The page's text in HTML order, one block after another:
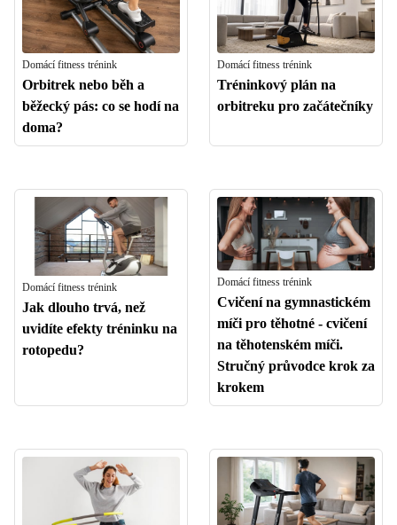
Domácí fitness trénink
Orbitrek nebo běh a
běžecký pás: co se hodí na
doma?
Domácí fitness trénink
Tréninkový plán na
orbitreku pro začátečníky
Domácí fitness trénink
Jak dlouho trvá, než
uvidíte efekty tréninku na
rotopedu?
Domácí fitness trénink
Cvičení na gymnastickém
míči pro těhotné - cvičení
na těhotenském míči.
Stručný průvodce krok za
krokem